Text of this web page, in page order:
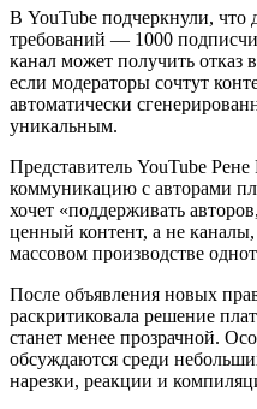
В YouTube подчеркнули,
требований — 1000
канал может получить отказ
если модераторы сочтут
автоматически
уникальным.
Представитель YouTube
коммуникацию с авторами
хочет «поддерживать
ценный контент, а не
массовом производстве
После объявления новых
раскритиковала решение
станет менее прозрачной.
обсуждаются среди
нарезки, реакции и